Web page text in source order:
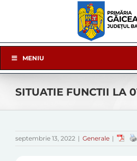
Navigation
MENIU
SITUATIE FUNCTII LA
septembrie 13, 2022 | Generale |